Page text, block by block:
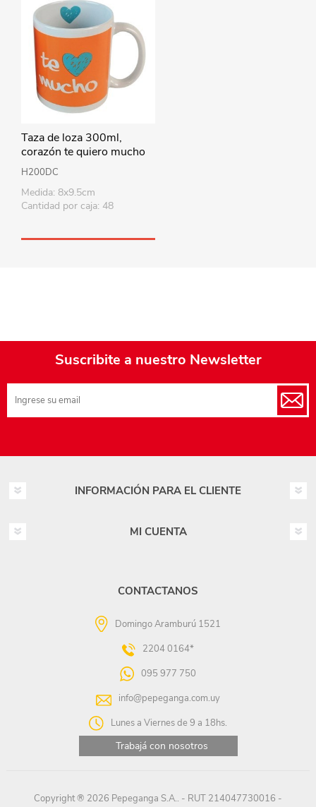
Taza de loza 300ml,
corazón te quiero mucho
H200DC
Medida: 8x9.5cm
Cantidad por caja: 48
Suscribite a nuestro Newsletter
INFORMACIÓN PARA EL CLIENTE
MI CUENTA
CONTACTANOS
Domingo Aramburú 1521
2204 0164*
095 977 750
info@pepeganga.com.uy
Lunes a Viernes de 9 a 18hs.
Trabajá con nosotros
Copyright ® 2026 Pepeganga S.A.. - RUT 214047730016 -